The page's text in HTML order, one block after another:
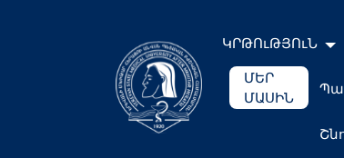
ԿՐԹՈւԹՅՈւՆ
ՄԵՐ
ՄԱՍԻՆ